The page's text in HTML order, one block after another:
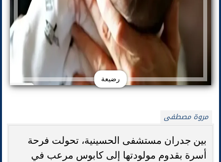
رضيعة
مروة مصطفى
بين جدران مستشفى الحسينية، تحولت فرحة
أسرة بقدوم مولودتها إلى كابوس مرعب في